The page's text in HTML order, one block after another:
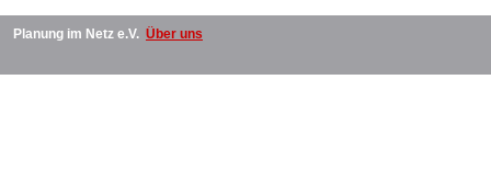
Planung im Netz e.V. Über uns